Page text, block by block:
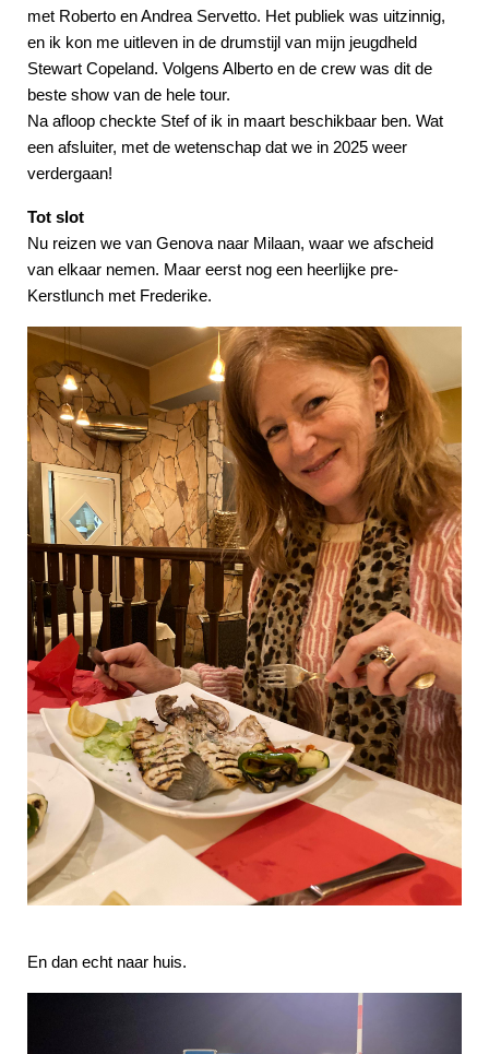
met Roberto en Andrea Servetto. Het publiek was uitzinnig,
en ik kon me uitleven in de drumstijl van mijn jeugdheld
Stewart Copeland. Volgens Alberto en de crew was dit de
beste show van de hele tour.
Na afloop checkte Stef of ik in maart beschikbaar ben. Wat
een afsluiter, met de wetenschap dat we in 2025 weer
verdergaan!
Tot slot
Nu reizen we van Genova naar Milaan, waar we afscheid
van elkaar nemen. Maar eerst nog een heerlijke pre-
Kerstlunch met Frederike.
En dan echt naar huis.